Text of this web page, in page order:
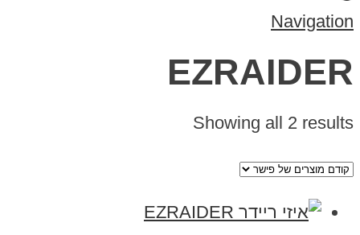
Navigation
EZRAIDER
Showing all 2 results